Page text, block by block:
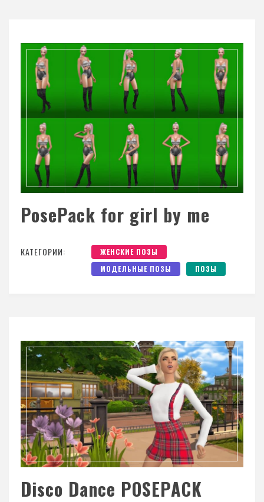
PosePack for girl by me
КАТЕГОРИИ:
ЖЕНСКИЕ ПОЗЫ
МОДЕЛЬНЫЕ ПОЗЫ
ПОЗЫ
Disco Dance POSEPACK